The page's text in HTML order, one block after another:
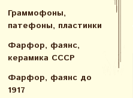
Граммофоны,
патефоны, пластинки
Фарфор, фаянс,
керамика СССР
Фарфор, фаянс до
1917